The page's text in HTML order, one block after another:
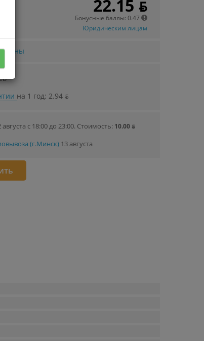
22.15 ƃ
Бонусные баллы: 0.47
Юридическим лицам
цены
на 1 год: 2.94 ƃ
августа с 18:00 до 23:00. Стоимость: 10.00 ƃ
(г.Минск)13 августа